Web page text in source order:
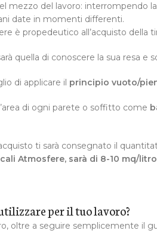
mezzo del lavoro: interrompendo
date in momenti differenti.
è propedeutico all’acquisto della
quella di conoscere la sua resa
di applicare il principio vuoto/
di ogni parete o soffitto come
ti sarà consegnato il
Atmosfere, sarà di 8-10 mq/
per il tuo lavoro?
oltre a seguire semplicemente il